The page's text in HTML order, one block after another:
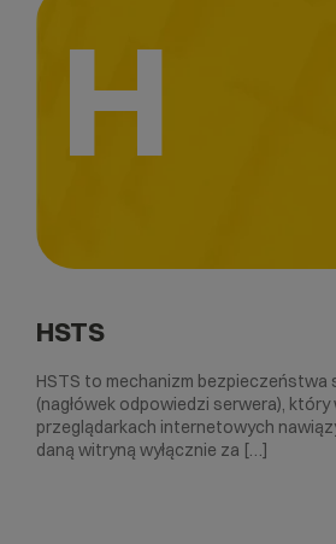
H
HSTS
HSTS to mechanizm bezpieczeństwa
(nagłówek odpowiedzi serwera), który
przeglądarkach internetowych
daną witryną wyłącznie za […]